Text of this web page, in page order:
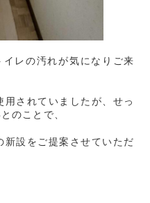
レの汚れが気になりご来
されていましたが、せっ
のことで、
新設をご提案させていただ